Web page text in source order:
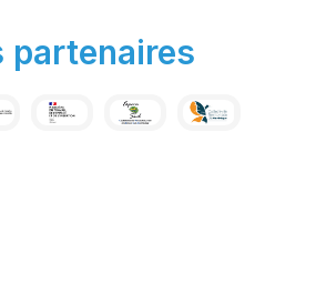
partenaires